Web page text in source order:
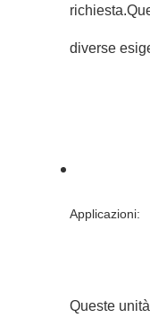
diverse
Applicazioni:
Queste